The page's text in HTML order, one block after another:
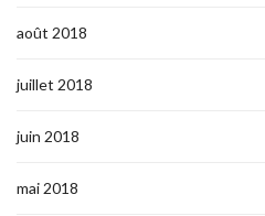
août 2018
juillet 2018
juin 2018
mai 2018